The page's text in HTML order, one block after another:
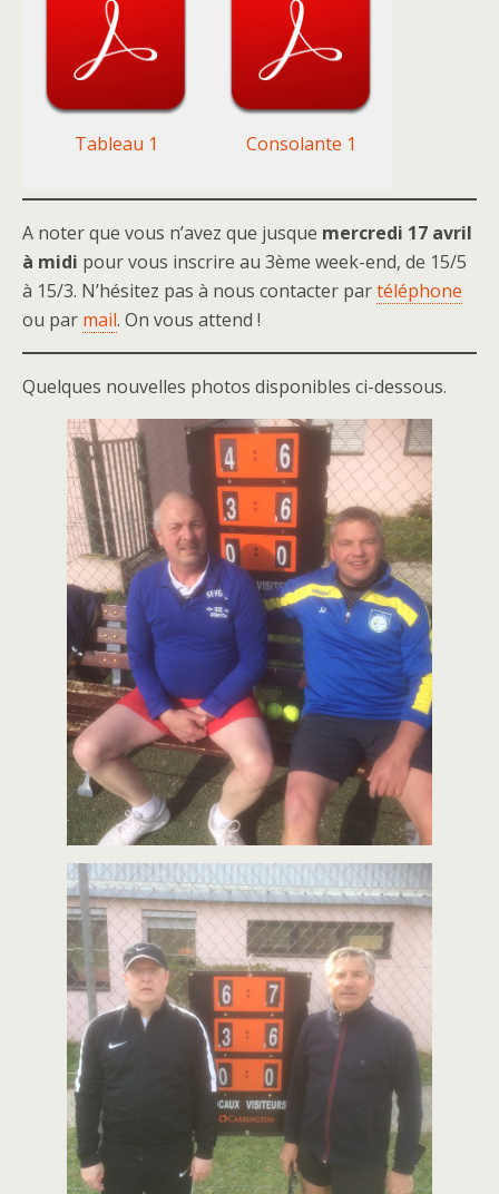
Tableau 1 Consolante 1
A noter que vous n’avez que jusque mercredi 17 avril
à midi pour vous inscrire au 3ème week-end, de 15/5
à 15/3. N’hésitez pas à nous contacter partéléphone
ou par mail. On vous attend !
Quelques nouvelles photos disponibles ci-dessous.